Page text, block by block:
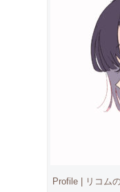
Profile | リコム